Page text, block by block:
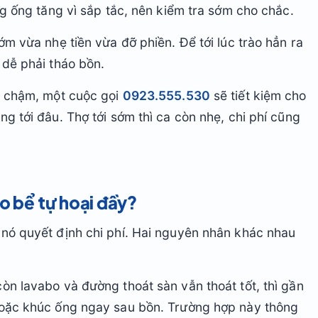
ống tăng vì sắp tắc, nên kiểm tra sớm cho chắc.
vừa nhẹ tiền vừa đỡ phiền. Để tới lúc trào hẳn ra
phải tháo bồn.
một cuộc gọi 0923.555.530 sẽ tiết kiệm cho
tới đâu. Thợ tới sớm thì ca còn nhẹ, chi phí cũng
bể tự hoại đầy?
quyết định chi phí. Hai nguyên nhân khác nhau
lavabo và đường thoát sàn vẫn thoát tốt, thì gần
khúc ống ngay sau bồn. Trường hợp này thông